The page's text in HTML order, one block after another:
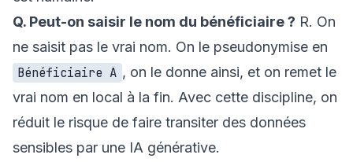
Q. Peut-on saisir le nom du bénéficiaire ? R. On
ne saisit pas le vrai nom. On le pseudonymise en
Bénéficiaire A , on le donne ainsi, et on remet le
vrai nom en local à la fin. Avec cette discipline, on
réduit le risque de faire transiter des données
sensibles par une IA générative.